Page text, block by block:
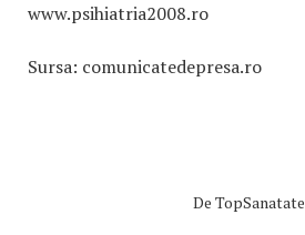
www.psihiatria2008.ro
Sursa: comunicatedepresa.ro
De TopSanatate